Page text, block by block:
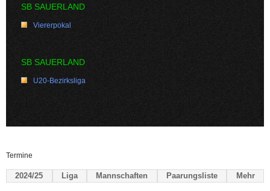
SB SAUERLAND
Viererpokal
SB SAUERLAND
U20-Bezirksliga
Termine
2024/25 Liga Mannschaften Paarungsliste Mehr